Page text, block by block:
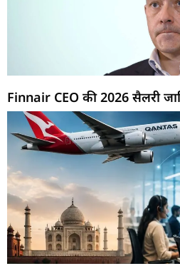
Finnair CEO की 2026 सैलरी